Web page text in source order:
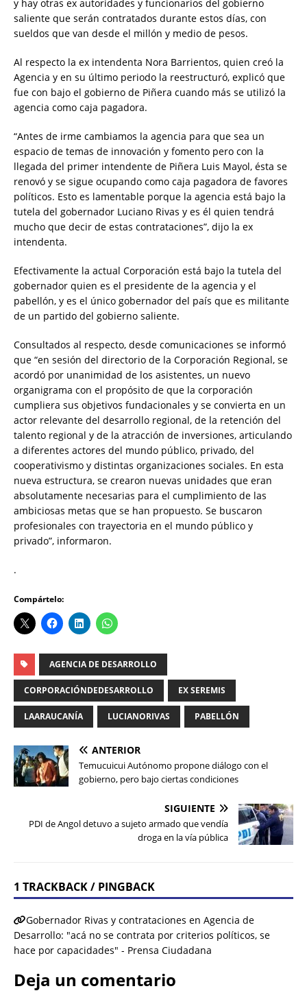
y hay otras ex autoridades y funcionarios del gobierno
saliente que serán contratados durante estos días, con
sueldos que van desde el millón y medio de pesos.
Al respecto la ex intendenta Nora Barrientos, quien creó la
Agencia y en su último periodo la reestructuró, explicó que
fue con bajo el gobierno de Piñera cuando más se utilizó la
agencia como caja pagadora.
“Antes de irme cambiamos la agencia para que sea un
espacio de temas de innovación y fomento pero con la
llegada del primer intendente de Piñera Luis Mayol, ésta se
renovó y se sigue ocupando como caja pagadora de favores
políticos. Esto es lamentable porque la agencia está bajo la
tutela del gobernador Luciano Rivas y es él quien tendrá
mucho que decir de estas contrataciones”, dijo la ex
intendenta.
Efectivamente la actual Corporación está bajo la tutela del
gobernador quien es el presidente de la agencia y el
pabellón, y es el único gobernador del país que es militante
de un partido del gobierno saliente.
Consultados al respecto, desde comunicaciones se informó
que “en sesión del directorio de la Corporación Regional, se
acordó por unanimidad de los asistentes, un nuevo
organigrama con el propósito de que la corporación
cumpliera sus objetivos fundacionales y se convierta en un
actor relevante del desarrollo regional, de la retención del
talento regional y de la atracción de inversiones, articulando
a diferentes actores del mundo público, privado, del
cooperativismo y distintas organizaciones sociales. En esta
nueva estructura, se crearon nuevas unidades que eran
absolutamente necesarias para el cumplimiento de las
ambiciosas metas que se han propuesto. Se buscaron
profesionales con trayectoria en el mundo público y
privado”, informaron.
.
Compártelo:
AGENCIA DE DESARROLLO
CORPORACIÓNDEDESARROLLO EX SEREMIS
LAARAUCANÍA LUCIANORIVAS PABELLÓN
ANTERIOR
Temucuicui Autónomo propone diálogo con el
gobierno, pero bajo ciertas condiciones
SIGUIENTE
PDI de Angol detuvo a sujeto armado que vendía
droga en la vía pública
1 TRACKBACK / PINGBACK
Gobernador Rivas y contrataciones en Agencia de
Desarrollo: "acá no se contrata por criterios políticos, se
hace por capacidades" - Prensa Ciudadana
Deja un comentario